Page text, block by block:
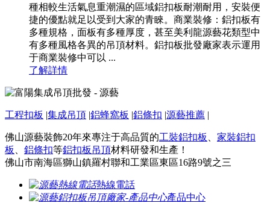
種相較生活氣息重潮濕的區域鋁扣板耐潮耐用，安裝便
捷的優點就足以受到大家的青睞。商業裝修：鋁扣板有
多種規格，面板有多種厚度，甚至美利龍源藝花類型中
有多種風格各異的吊頂材料。鋁扣板批發廠家表示運用
于商業裝修中可以 ...
了解詳情
工程扣板 |集成吊頂 |鋁蜂窩板 |鋁條扣 |源藝推薦 |
佛山源藝裝飾20年來專注于高品質的工裝鋁扣板
家裝鋁扣
板
鋁條扣等鋁扣板吊頂材料研發和生產！
佛山市南海區獅山鎮羅村聯和工業區東區16路9號之三
熱線電話
產品中心